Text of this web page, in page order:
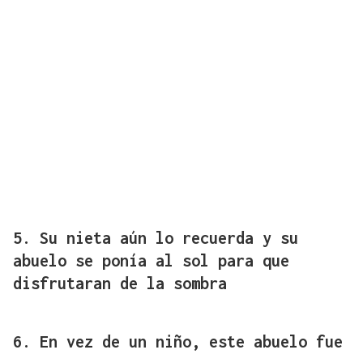
5. Su nieta aún lo recuerda y su
abuelo se ponía al sol para que
disfrutaran de la sombra
6. En vez de un niño, este abuelo fue